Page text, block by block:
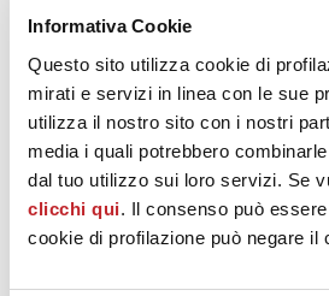
Informativa Cookie
Questo sito utilizza cookie di
mirati e servizi in linea con le sue
utilizza il nostro sito con i nostri
media i quali potrebbero
dal tuo utilizzo sui loro servizi. Se
clicchi qui. Il consenso può
cookie di profilazione può negare il